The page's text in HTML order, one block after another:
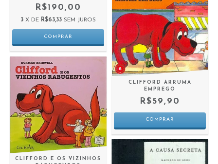
R$190,00
3 X DE R$63,33 SEM JUROS
CLIFFORD E OS VIZINHOS
CLIFFORD ARRUMA
EMPREGO
R$59,90